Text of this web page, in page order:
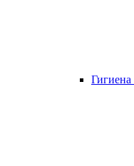
Гигиена